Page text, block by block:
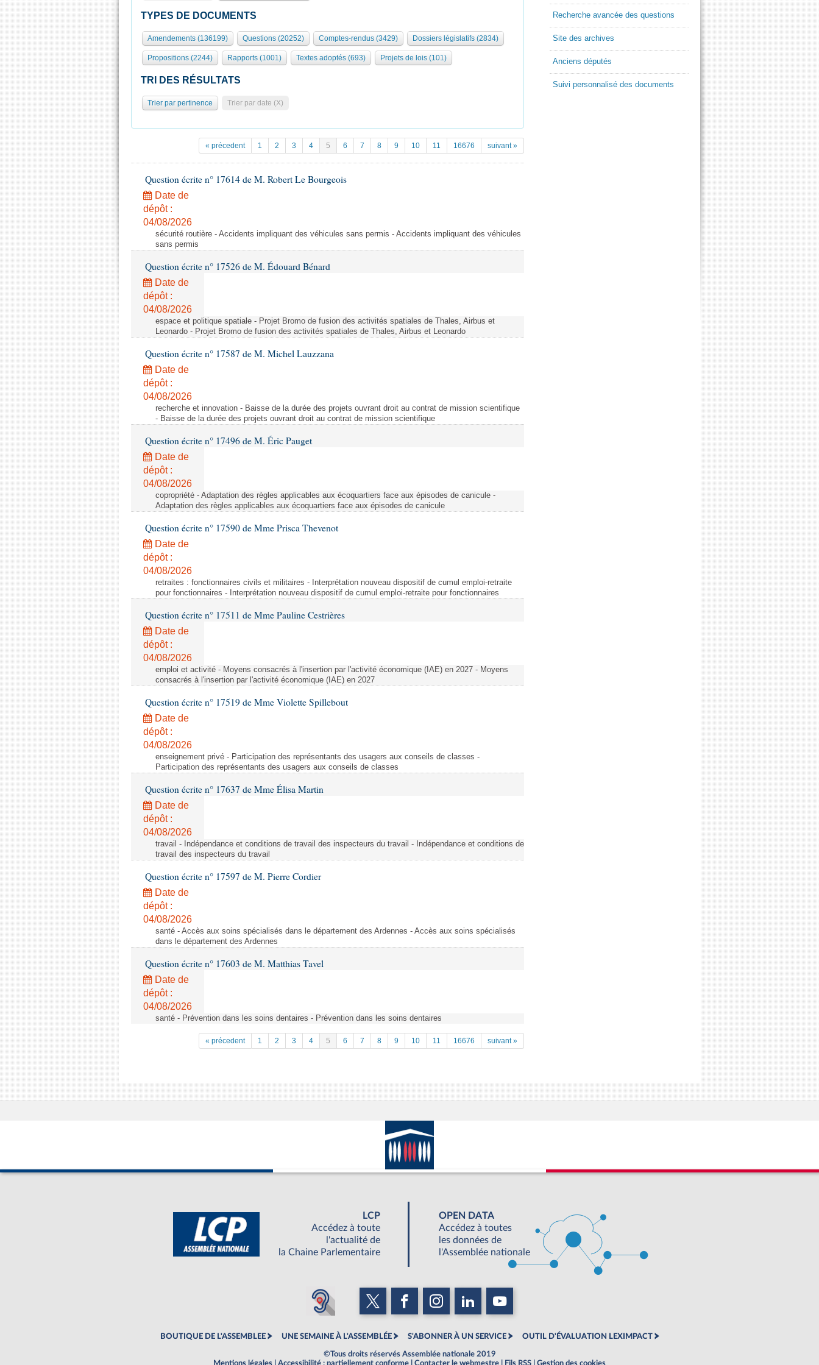
TYPES DE DOCUMENTS
Amendements (136199) Questions (20252) Comptes-rendus (3429) Dossiers législatifs (2834)
Propositions (2244) Rapports (1001) Textes adoptés (693) Projets de lois (101)
TRI DES RÉSULTATS
Trier par pertinence Trier par date (X)
« précedent 1 2 3 4 5 6 7 8 9 10 11 16676 suivant »
Question écrite n° 17614 de M. Robert Le Bourgeois
Date de
dépôt :
04/08/2026
sécurité routière - Accidents impliquant des véhicules sans permis - Accidents impliquant des véhicules
sans permis
Question écrite n° 17526 de M. Édouard Bénard
Date de
dépôt :
04/08/2026
espace et politique spatiale - Projet Bromo de fusion des activités spatiales de Thales, Airbus et
Leonardo - Projet Bromo de fusion des activités spatiales de Thales, Airbus et Leonardo
Question écrite n° 17587 de M. Michel Lauzzana
Date de
dépôt :
04/08/2026
recherche et innovation - Baisse de la durée des projets ouvrant droit au contrat de mission scientifique
- Baisse de la durée des projets ouvrant droit au contrat de mission scientifique
Question écrite n° 17496 de M. Éric Pauget
Date de
dépôt :
04/08/2026
copropriété - Adaptation des règles applicables aux écoquartiers face aux épisodes de canicule -
Adaptation des règles applicables aux écoquartiers face aux épisodes de canicule
Question écrite n° 17590 de Mme Prisca Thevenot
Date de
dépôt :
04/08/2026
retraites : fonctionnaires civils et militaires - Interprétation nouveau dispositif de cumul emploi-retraite
pour fonctionnaires - Interprétation nouveau dispositif de cumul emploi-retraite pour fonctionnaires
Question écrite n° 17511 de Mme Pauline Cestrières
Date de
dépôt :
04/08/2026
emploi et activité - Moyens consacrés à l'insertion par l'activité économique (IAE) en 2027 - Moyens
consacrés à l'insertion par l'activité économique (IAE) en 2027
Question écrite n° 17519 de Mme Violette Spillebout
Date de
dépôt :
04/08/2026
enseignement privé - Participation des représentants des usagers aux conseils de classes -
Participation des représentants des usagers aux conseils de classes
Question écrite n° 17637 de Mme Élisa Martin
Date de
dépôt :
04/08/2026
travail - Indépendance et conditions de travail des inspecteurs du travail - Indépendance et conditions de
travail des inspecteurs du travail
Question écrite n° 17597 de M. Pierre Cordier
Date de
dépôt :
04/08/2026
santé - Accès aux soins spécialisés dans le département des Ardennes - Accès aux soins spécialisés
dans le département des Ardennes
Question écrite n° 17603 de M. Matthias Tavel
Date de
dépôt :
04/08/2026
santé - Prévention dans les soins dentaires - Prévention dans les soins dentaires
« précedent 1 2 3 4 5 6 7 8 9 10 11 16676 suivant »
Recherche avancée des questions
Site des archives
Anciens députés
Suivi personnalisé des documents
LCP
Accédez à toute
l'actualité de
la Chaine Parlementaire
OPEN DATA
Accédez à toutes
les données de
l'Assemblée nationale
BOUTIQUE DE L'ASSEMBLEE UNE SEMAINE À L'ASSEMBLÉE S'ABONNER À UN SERVICE OUTIL D'ÉVALUATION LEXIMPACT
©Tous droits réservés Assemblée nationale 2019
Mentions légales
Accessibilité : partiellement conforme Contacter le webmestre Fils RSS Gestion des cookies